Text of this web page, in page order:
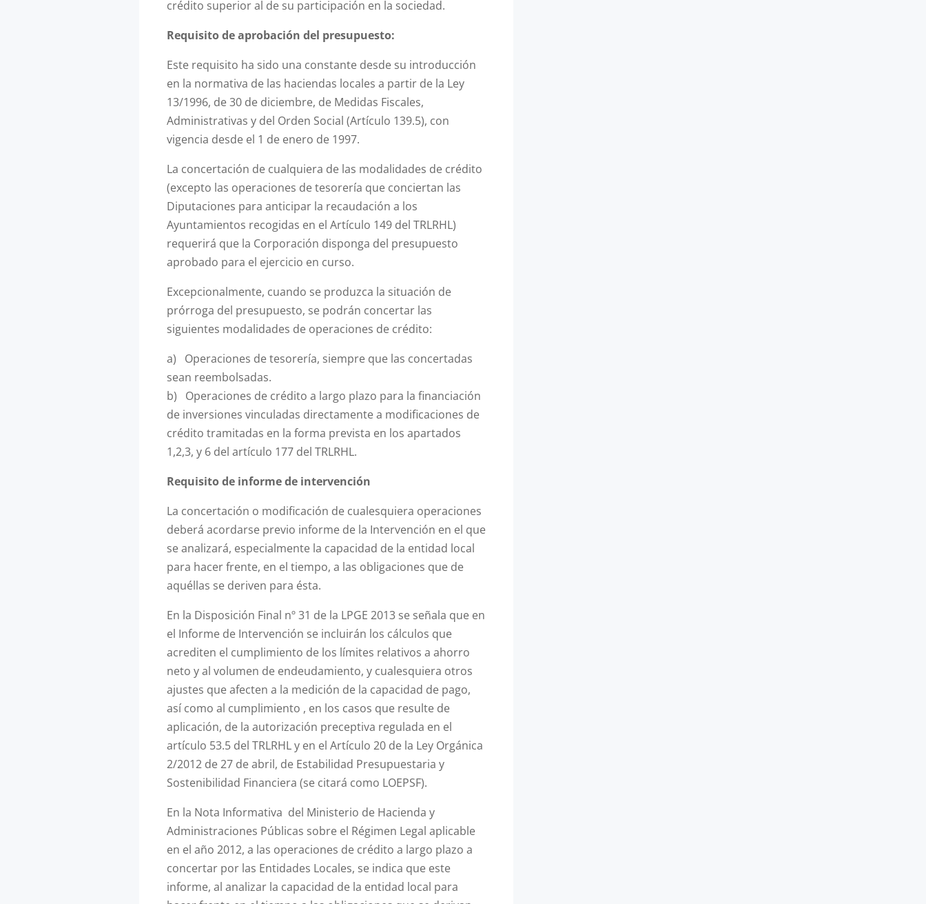
crédito superior al de su participación en la sociedad.
Requisito de aprobación del presupuesto:
Este requisito ha sido una constante desde su introducción
en la normativa de las haciendas locales a partir de la Ley
13/1996, de 30 de diciembre, de Medidas Fiscales,
Administrativas y del Orden Social (Artículo 139.5), con
vigencia desde el 1 de enero de 1997.
La concertación de cualquiera de las modalidades de crédito
(excepto las operaciones de tesorería que conciertan las
Diputaciones para anticipar la recaudación a los
Ayuntamientos recogidas en el Artículo 149 del TRLRHL)
requerirá que la Corporación disponga del presupuesto
aprobado para el ejercicio en curso.
Excepcionalmente, cuando se produzca la situación de
prórroga del presupuesto, se podrán concertar las
siguientes modalidades de operaciones de crédito:
a) Operaciones de tesorería, siempre que las concertadas
sean reembolsadas.
b) Operaciones de crédito a largo plazo para la financiación
de inversiones vinculadas directamente a modificaciones de
crédito tramitadas en la forma prevista en los apartados
1,2,3, y 6 del artículo 177 del TRLRHL.
Requisito de informe de intervención
La concertación o modificación de cualesquiera operaciones
deberá acordarse previo informe de la Intervención en el que
se analizará, especialmente la capacidad de la entidad local
para hacer frente, en el tiempo, a las obligaciones que de
aquéllas se deriven para ésta.
En la Disposición Final nº 31 de la LPGE 2013 se señala que en
el Informe de Intervención se incluirán los cálculos que
acrediten el cumplimiento de los límites relativos a ahorro
neto y al volumen de endeudamiento, y cualesquiera otros
ajustes que afecten a la medición de la capacidad de pago,
así como al cumplimiento , en los casos que resulte de
aplicación, de la autorización preceptiva regulada en el
artículo 53.5 del TRLRHL y en el Artículo 20 de la Ley Orgánica
2/2012 de 27 de abril, de Estabilidad Presupuestaria y
Sostenibilidad Financiera (se citará como LOEPSF).
En la Nota Informativa del Ministerio de Hacienda y
Administraciones Públicas sobre el Régimen Legal aplicable
en el año 2012, a las operaciones de crédito a largo plazo a
concertar por las Entidades Locales, se indica que este
informe, al analizar la capacidad de la entidad local para